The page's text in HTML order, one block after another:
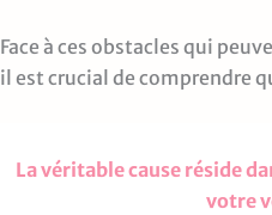
Face à ces obstacles qui
il est crucial de comprendre
La véritable cause réside
votre